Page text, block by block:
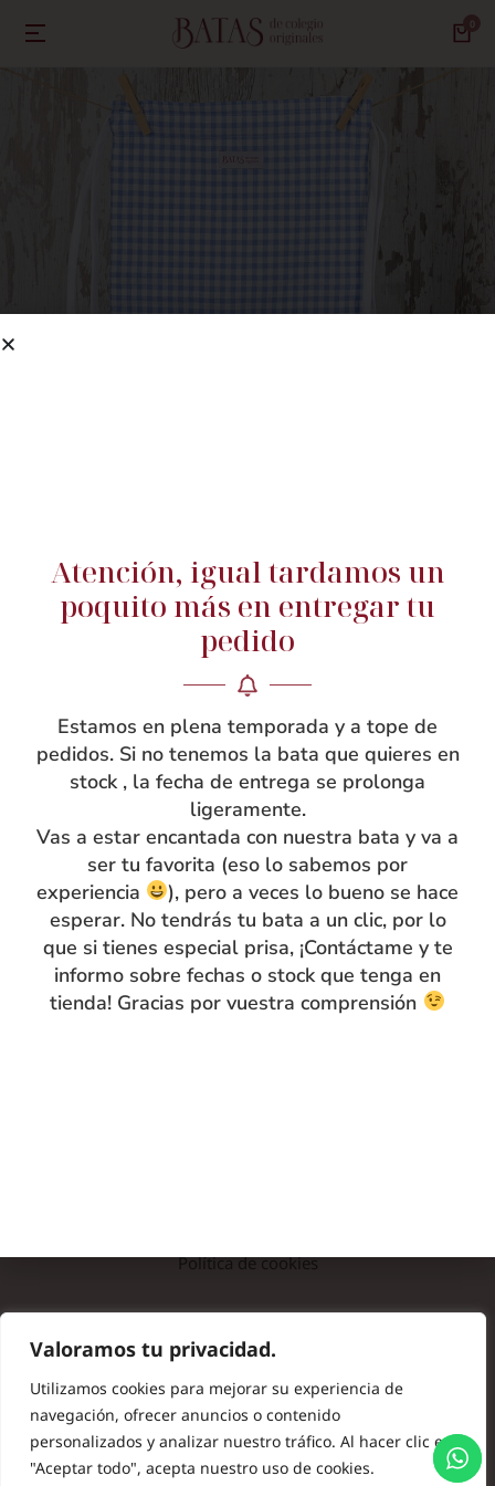
Valoramos tu privacidad.
Utilizamos cookies para mejorar su experiencia de
navegación, ofrecer anuncios o contenido
personalizados y analizar nuestro tráfico. Al hacer clic en
"Aceptar todo", acepta nuestro uso de cookies.
NOSOTRAS
Rebeca García
Blog
Contacto
Política de cookies
© Copyright 2024 Batas de Colegio Originales. Todos los
derechos reservados.
Atención, igual tardamos un
poquito más en entregar tu
pedido
Estamos en plena temporada y a tope de
pedidos. Si no tenemos la bata que quieres en
stock , la fecha de entrega se prolonga
ligeramente.
Vas a estar encantada con nuestra bata y va a
ser tu favorita (eso lo sabemos por
experiencia
), pero a veces lo bueno se hace
esperar. No tendrás tu bata a un clic, por lo
que si tienes especial prisa, ¡Contáctame y te
informo sobre fechas o stock que tenga en
tienda! Gracias por vuestra comprensión